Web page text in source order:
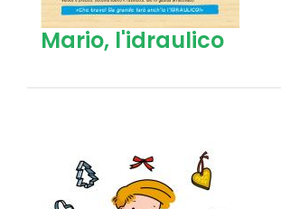
Mario, l'idraulico